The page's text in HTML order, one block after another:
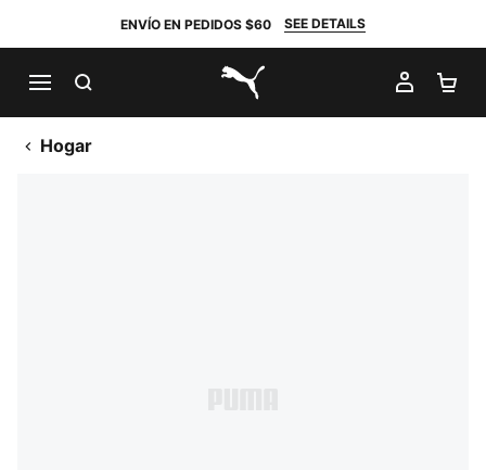
ENVÍO EN PEDIDOS $60 SEE DETAILS
PUMA.com
MI
Hogar